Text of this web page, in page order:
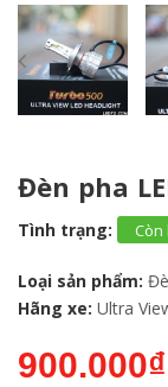
Đèn pha
Tình trạng: Còn
Loại sản phẩm:
Hãng xe: Ultra
900.000₫